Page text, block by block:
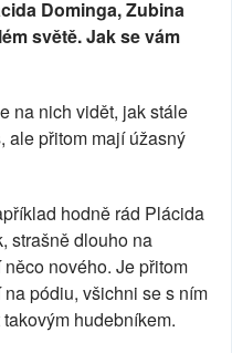
Dominga, Zubina
světě. Jak se vám
na nich vidět, jak stále
ale přitom mají úžasný
hodně rád Plácida
strašně dlouho na
nového. Je přitom
pódiu, všichni se s ním
hudebníkem.